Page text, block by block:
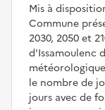
Mis à
Commune
2030, 2050 et
d'Issamoulenc
le nombre de
jours avec de